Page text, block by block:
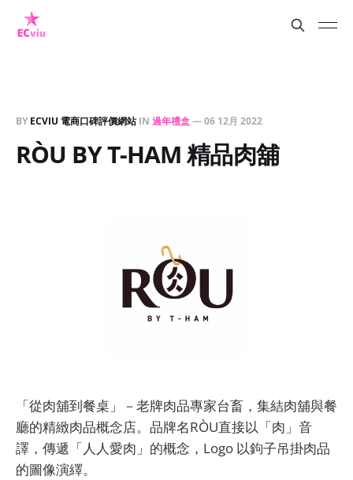
BY ECVIU 電商口碑評價網站IN 過年禮盒—06 12月 2022
RÒU BY T-HAM 精品肉舖
「從肉舖到餐桌」－老牌肉品專家台畜，集結肉舖與餐
廳的精緻肉品概念店。品牌名RÒU直接以「肉」音
譯，傳遞「人人愛肉」的概念，Logo 以鉤子吊掛肉品
的圖像演繹。